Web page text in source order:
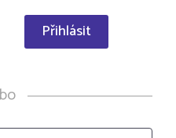
Přihlásit